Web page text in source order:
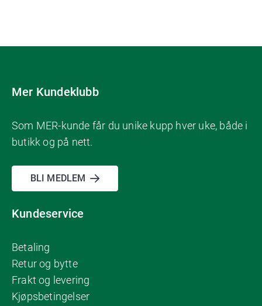
Mer Kundeklubb
Som MER-kunde får du unike kupp hver uke, både i
butikk og på nett.
BLI MEDLEM
Kundeservice
Betaling
Retur og bytte
Frakt og levering
Kjøpsbetingelser